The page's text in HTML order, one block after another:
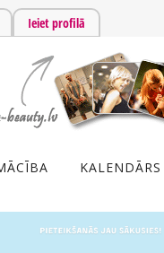
Ieiet profilā
KALENDĀRS